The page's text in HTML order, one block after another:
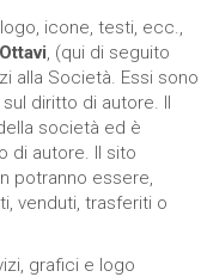
icone, testi, ecc.,
, (qui di seguito
alla Società. Essi sono
diritto di autore. Il
società ed è
di autore. Il sito
potranno essere,
venduti, trasferiti o
grafici e logo